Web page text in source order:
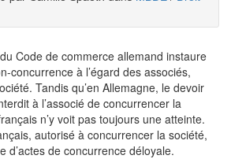
Code de commerce allemand instaure
concurrence à l’égard des associés,
Tandis qu’en Allemagne, le devoir
à l’associé de concurrencer la
n’y voit pas toujours une atteinte.
autorisé à concurrencer la société,
d’actes de concurrence déloyale.